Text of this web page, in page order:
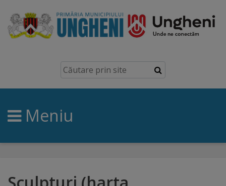
Ungheni
Prezentare
generală
Simbolurile
brand
Meniu